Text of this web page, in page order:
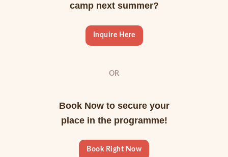
camp next summer?
Inquire Here
OR
Book Now to secure your
place in the programme!
Book Right Now